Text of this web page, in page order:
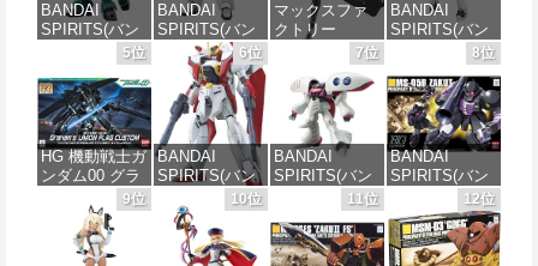
BANDAI
SPIRITS(バン
ダイ スピリッ
ツ) HG 機動新
世紀ガンダムX
ガンダムレオ
パルド 1/144ス
ケール 色分け
済みプラモデ
ル
価格：¥3,480
BANDAI
SPIRITS(バン
ダイ スピリッ
ツ) 機動警察パ
トレイバー
EZY RG 1/48
AV-98Plus (イ
ングラム・プ
ラス) 色分け済
みプラモデル
価格：¥6,480
マックスファ
クトリー
MXちゃん 組み
立て式プラモ
デル ノンスケ
ール 全高約
160mm
価格：¥10,087
BANDAI
SPIRITS(バン
ダイ スピリッ
ツ) 30MS SIS-
J00 メルンジ
ャ[カラーA] 色
分け済みプラ
モデル
価格：¥4,000
5位
HG 機動戦士ガ
ンダム00 グラ
ハム専用ユニ
オンフラッグ
カスタム 1/144
スケール 色分
6位
BANDAI
SPIRITS(バン
ダイ スピリッ
ツ) HGAW 機
動新世紀ガン
ダムX ガンダ
7位
BANDAI
SPIRITS(バン
ダイ スピリッ
ツ) HGUC 195
機動戦士Zガン
ダム キュベレ
8位
BANDAI
SPIRITS(バン
ダイ スピリッ
ツ) HGUC 機動
戦士ガンダム
ザクI(黒い三連
9位 10位 11位 12位